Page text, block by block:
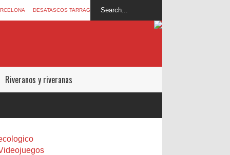
DESATASCOS TARRAGONA
Riveranos y riveranas